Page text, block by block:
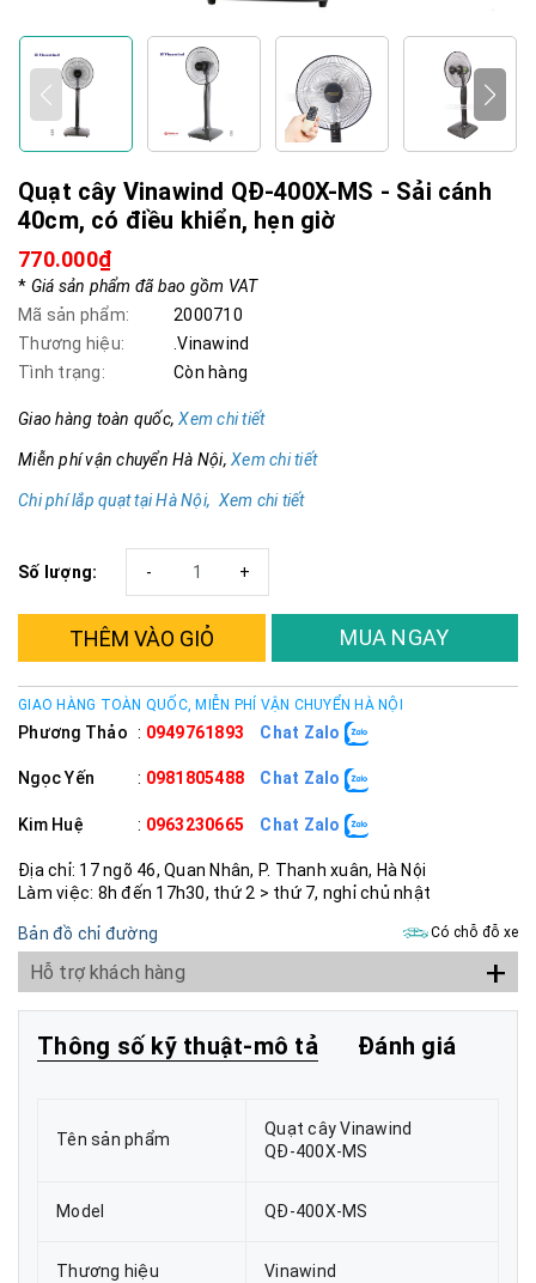
Quạt cây Vinawind QĐ-400X-MS - Sải cánh
40cm, có điều khiển, hẹn giờ
770.000₫
* Giá sản phẩm đã bao gồm VAT
Mã sản phẩm:
2000710
Thương hiệu:
.Vinawind
Tình trạng:
Còn hàng
Giao hàng toàn quốc,Xem chi tiết
Miễn phí vận chuyển Hà Nội, Xem chi tiết
Chi phí lắp quạt tại Hà Nội, Xem chi tiết
Số lượng: +
-
THÊM VÀO GIỎ MUA NGAY
GIAO HÀNG TOÀN QUỐC, MIỄN PHÍ VẬN CHUYỂN HÀ NỘI
Phương Thảo : 0949761893 Chat Zalo
Ngọc Yến : 0981805488 Chat Zalo
Kim Huệ : 0963230665 Chat Zalo
Địa chỉ: 17 ngõ 46, Quan Nhân, P. Thanh xuân, Hà Nội
Làm việc: 8h đến 17h30, thứ 2 > thứ 7, nghỉ chủ nhật
Bản đồ chỉ đường Có chỗ đỗ xe
Hỗ trợ khách hàng +
Thông số kỹ thuật-mô tả Đánh giá
Tên sản phẩm
Quạt cây Vinawind
QĐ-400X-MS
Model QĐ-400X-MS
Thương hiệu Vinawind